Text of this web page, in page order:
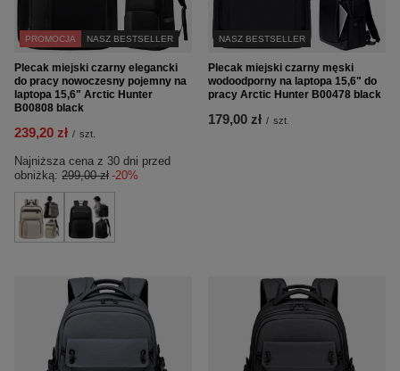
PROMOCJA NASZ BESTSELLER
Plecak miejski czarny elegancki
do pracy nowoczesny pojemny na
laptopa 15,6" Arctic Hunter
B00808 black
239,20 zł / szt.
Najniższa cena z 30 dni przed
obniżką: 299,00 zł -20%
NASZ BESTSELLER
Plecak miejski czarny męski
wodoodporny na laptopa 15,6" do
pracy Arctic Hunter B00478 black
179,00 zł / szt.